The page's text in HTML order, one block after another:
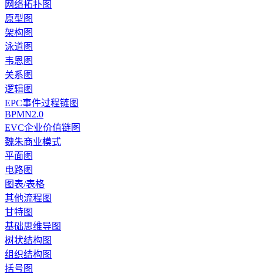
网络拓扑图
原型图
架构图
泳道图
韦恩图
关系图
逻辑图
EPC事件过程链图
BPMN2.0
EVC企业价值链图
魏朱商业模式
平面图
电路图
图表/表格
其他流程图
甘特图
基础思维导图
树状结构图
组织结构图
括号图